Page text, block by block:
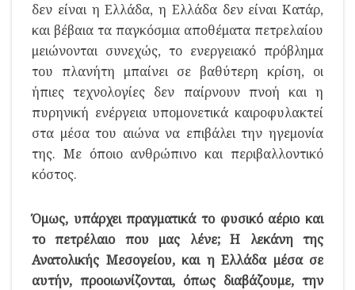
δεν είναι η Ελλάδα, η Ελλάδα δεν είναι Κατάρ,
και βέβαια τα παγκόσμια αποθέματα πετρελαίου
μειώνονται συνεχώς, το ενεργειακό πρόβλημα
του πλανήτη μπαίνει σε βαθύτερη κρίση, οι
ήπιες τεχνολογίες δεν παίρνουν πνοή και η
πυρηνική ενέργεια υπομονετικά καιροφυλακτεί
στα μέσα του αιώνα να επιβάλει την ηγεμονία
της. Με όποιο ανθρώπινο και περιβαλλοντικό
κόστος.
Όμως, υπάρχει πραγματικά το φυσικό αέριο και
το πετρέλαιο που μας λένε; Η λεκάνη της
Ανατολικής Μεσογείου, και η Ελλάδα μέσα σε
αυτήν, προοιωνίζονται, όπως διαβάζουμε, την